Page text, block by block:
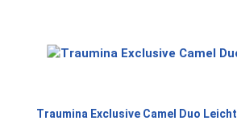
Traumina Exclusive Camel Duo Leicht